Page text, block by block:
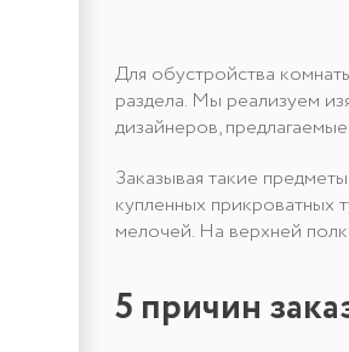
Для обустройства
раздела. Мы реализуем
дизайнеров,
Заказывая такие
купленных прикроватных
мелочей. На верхней
5 причин